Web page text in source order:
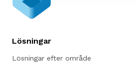
Lösningar
Lösningar efter område